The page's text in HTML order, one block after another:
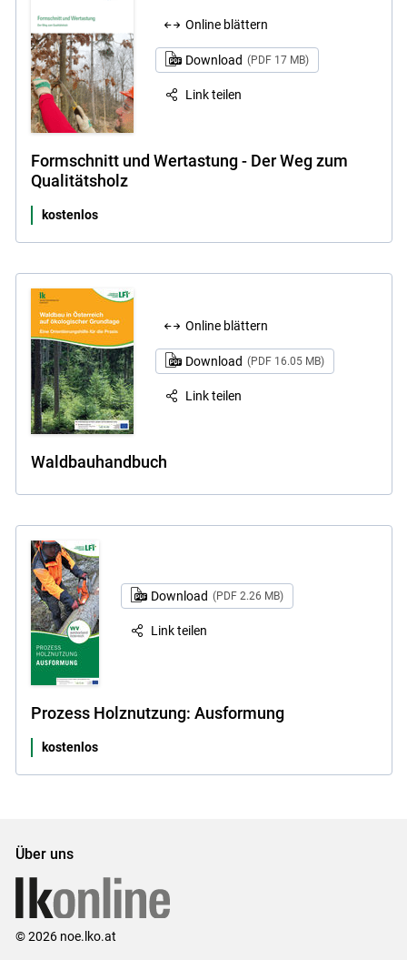
Online blättern
Download (PDF 17 MB)
Link teilen
Formschnitt und Wertastung - Der Weg zum
Qualitätsholz
kostenlos
Online blättern
Download (PDF 16.05 MB)
Link teilen
Waldbauhandbuch
Download (PDF 2.26 MB)
Link teilen
Prozess Holznutzung: Ausformung
kostenlos
Über uns
© 2026 noe.lko.at